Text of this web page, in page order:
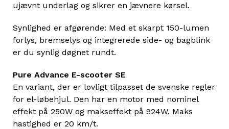
ujævnt underlag og sikrer en jævnere kørsel.
Synlighed er afgørende: Med et skarpt 150-lumen
forlys, bremselys og integrerede side- og bagblink
er du synlig døgnet rundt.
Pure Advance E-scooter SE
En variant, der er lovligt tilpasset de svenske regler
for el-løbehjul. Den har en motor med nominel
effekt på 250W og makseffekt på 924W. Maks
hastighed er 20 km/t.